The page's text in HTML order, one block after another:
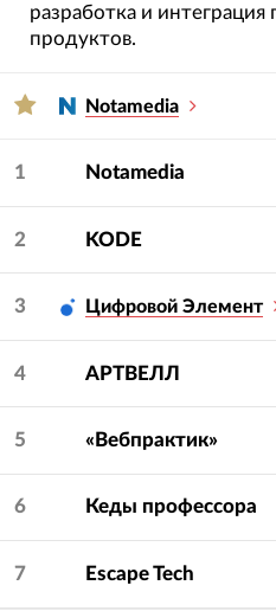
разработка и
продуктов.
Notamedia
1 Notamedia
2 KODE
3 Цифровой Элемент
4 АРТВЕЛЛ
5 «Вебпрактик»
6 Кеды профессора
7 Escape Tech